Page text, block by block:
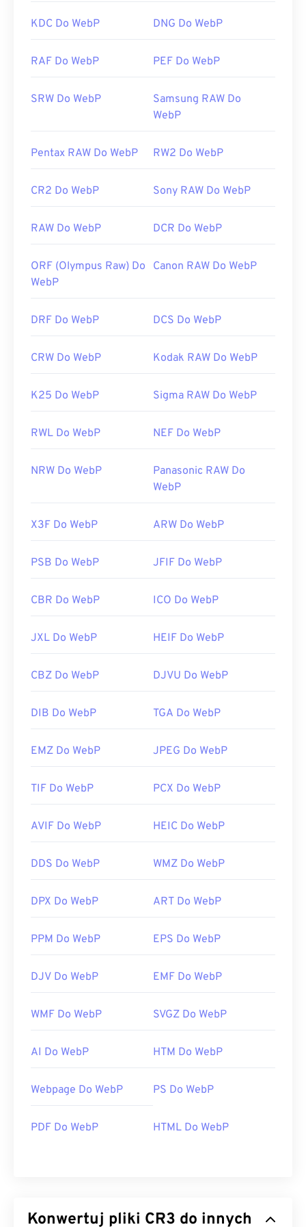
Pierwsze wydanie:
wrzesień 2010
Artykuł Google Developer na temat kompresji
Powiązane narzędzia WebP:
z obrazów WebP
KDC Do WebP DNG Do WebP
RAF Do WebP PEF Do WebP
SRW Do WebP
Samsung RAW Do
WebP
Pentax RAW Do WebP RW2 Do WebP
CR2 Do WebP Sony RAW Do WebP
RAW Do WebP DCR Do WebP
ORF (Olympus Raw) Do
WebP
Canon RAW Do WebP
DRF Do WebP DCS Do WebP
CRW Do WebP Kodak RAW Do WebP
K25 Do WebP Sigma RAW Do WebP
RWL Do WebP NEF Do WebP
NRW Do WebP
Panasonic RAW Do
WebP
X3F Do WebP ARW Do WebP
PSB Do WebP JFIF Do WebP
CBR Do WebP ICO Do WebP
JXL Do WebP HEIF Do WebP
CBZ Do WebP DJVU Do WebP
DIB Do WebP TGA Do WebP
EMZ Do WebP JPEG Do WebP
TIF Do WebP PCX Do WebP
AVIF Do WebP HEIC Do WebP
DDS Do WebP WMZ Do WebP
DPX Do WebP ART Do WebP
PPM Do WebP EPS Do WebP
DJV Do WebP EMF Do WebP
WMF Do WebP SVGZ Do WebP
AI Do WebP HTM Do WebP
Webpage Do WebP PS Do WebP
PDF Do WebP HTML Do WebP
Konwertuj pliki CR3 do innych